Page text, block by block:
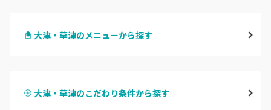
甲賀・湖南・栗東
大津・草津のメニューから探す
ハンドスカルプ
大津・草津のこだわり条件から探す